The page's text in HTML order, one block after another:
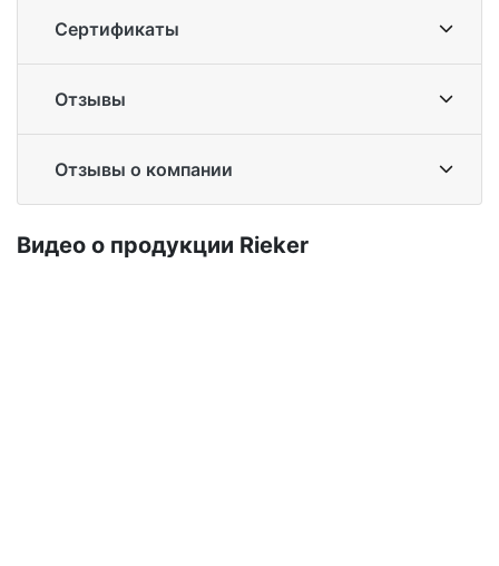
Сертификаты
Отзывы
Отзывы о компании
Ви­део о про­дук­ции Ri­eker